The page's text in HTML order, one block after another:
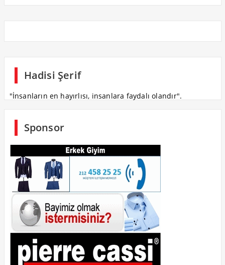
Hadisi Şerif
"İnsanların en hayırlısı, insanlara faydalı olandır".
Sponsor